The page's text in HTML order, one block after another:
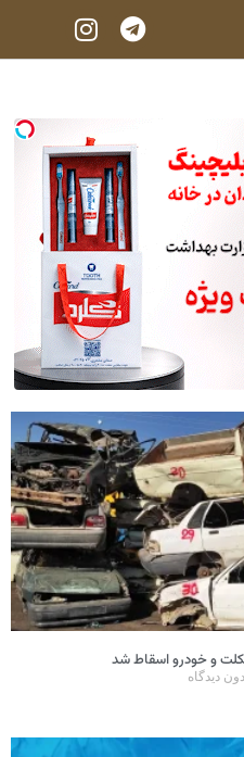
دیدگاه